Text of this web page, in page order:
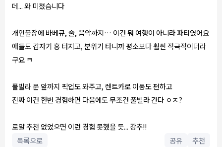
데... 와 미쳤습니다
개인풀장에 바베큐, 술, 음악까지… 이건 뭐 여행이 아니라 파티였어요
애들도 갑자기 흥 터지고, 분위기 타니까 평소보다 훨씬 적극적이더라
구요 ㅋ
풀빌라 문 앞까지 픽업도 와주고, 렌트카로 이동도 편하고
진짜 이건 한번 경험하면 다음에도 무조건 풀빌라 간다 ㅇㅈ?
로얄 추천 없었으면 이런 경험 못했을 듯... 강추!!
목록으로
공유 추천